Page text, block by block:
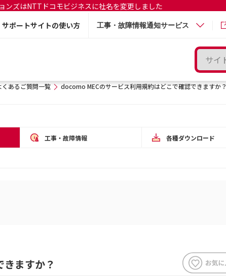
ンズはNTTドコモビジネスに社名を変更しました
サポートサイトの使い方 工事・故障情報通知サービス
くあるご質問一覧 docomo MECのサービス利用規約はどこで確認できますか？
工事・故障情報 各種ダウンロード
ますか？